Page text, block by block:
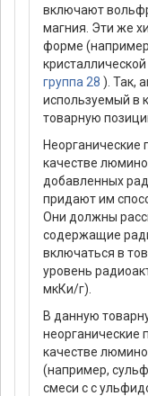
включают
магния. Эти же
форме
группа 28 ). Так,
используемый в
товарную
Неорганические
качестве
добавленных
придают им
Они должны
содержащие
включаться в
уровень
мкКи/г).
В данную
неорганические
качестве
(например,
смеси с с